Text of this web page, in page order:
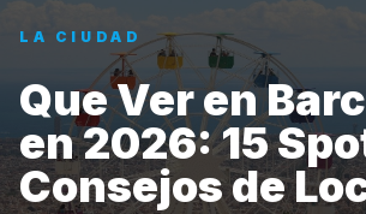
LA CIUDAD
Que Ver en
en 2026: 15
Consejos de